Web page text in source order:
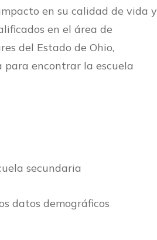
en su calidad de vida y
en el área de
del Estado de Ohio,
para encontrar la escuela
secundaria
datos demográficos